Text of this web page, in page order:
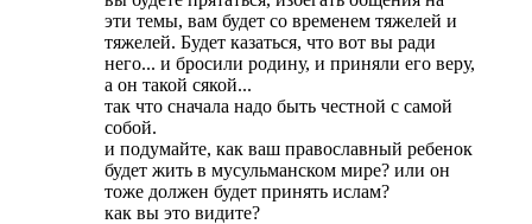
эти темы, вам будет со временем тяжелей и
тяжелей. Будет казаться, что вот вы ради
него... и бросили родину, и приняли его веру,
а он такой сякой...
так что сначала надо быть честной с самой
собой.
и подумайте, как ваш православный ребенок
будет жить в мусульманском мире? или он
тоже должен будет принять ислам?
как вы это видите?